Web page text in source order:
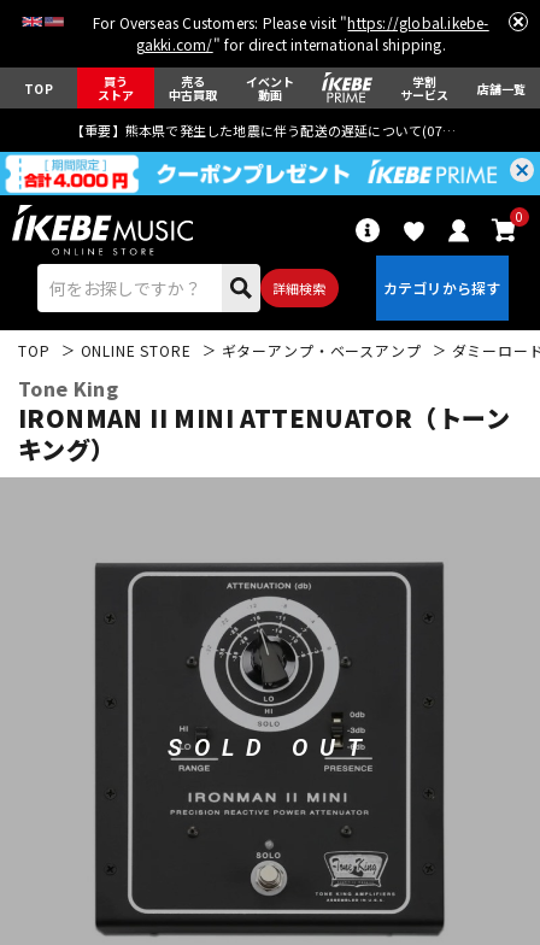
For Overseas Customers: Please visit "https://global.ikebe-
gakki.com/" for direct international shipping.
TOP 買う
ストア
売る
中古買取
イベント
動画
学割
サービス 店舗一覧
【重要】熊本県で発生した地震に伴う配送の遅延について(07月29日
詳細検索
0
ベース ウクレレ
キーボード 電子ピアノ
アンプ エフェクター
TOP ONLINE STORE ギターアンプ・ベースアンプ ダミーロー
Tone King
IRONMAN II MINI ATTENUATOR（トーン
キング）
SOLD OUT